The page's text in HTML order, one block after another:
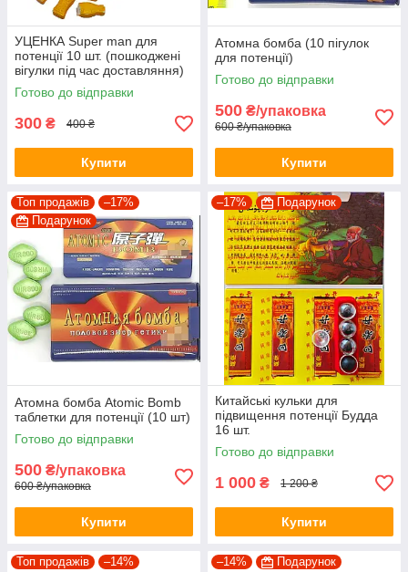
УЦЕНКА Super man для
потенції 10 шт. (пошкоджені
вігулки під час доставляння)
Готово до відправки
300 ₴ 400 ₴
Купити
Атомна бомба (10 пігулок
для потенції)
Готово до відправки
500 ₴/упаковка
600 ₴/упаковка
Купити
Топ продажів
–17%
Подарунок
Атомна бомба Atomic Bomb
таблетки для потенції (10 шт)
Готово до відправки
500 ₴/упаковка
600 ₴/упаковка
Купити
–17% Подарунок
Китайські кульки для
підвищення потенції Будда
16 шт.
Готово до відправки
1 000 ₴ 1 200 ₴
Купити
Топ продажів
–14%
–14% Подарунок